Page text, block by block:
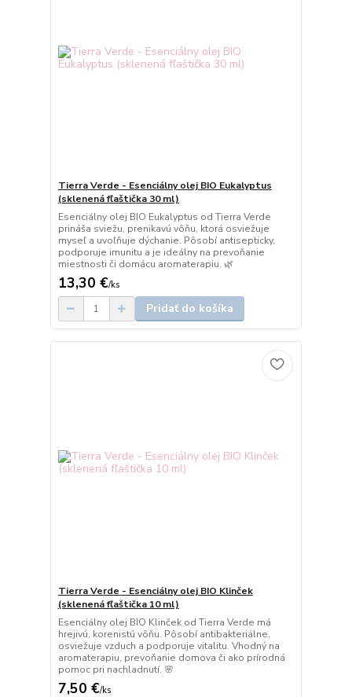
Tierra Verde - Esenciálny olej BIO Eukalyptus
(sklenená fľaštička 30 ml)
Esenciálny olej BIO Eukalyptus od Tierra Verde
prináša sviežu, prenikavú vôňu, ktorá osviežuje
myseľ a uvoľňuje dýchanie. Pôsobí antisepticky,
podporuje imunitu a je ideálny na prevoňanie
miestnosti či domácu aromaterapiu. 🌿
13,30 €/ks
Pridať do košíka
Tierra Verde - Esenciálny olej BIO Klinček
(sklenená fľaštička 10 ml)
Esenciálny olej BIO Klinček od Tierra Verde má
hrejivú, korenistú vôňu. Pôsobí antibakteriálne,
osviežuje vzduch a podporuje vitalitu. Vhodný na
aromaterapiu, prevoňanie domova či ako prírodná
pomoc pri nachladnutí. 🌸
7,50 €/ks